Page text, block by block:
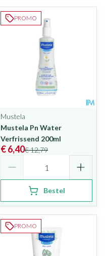
PROMO
Mustela
Mustela Pn Water
Verfrissend 200ml
€ 12,79
€ 6,40
Bestel
PROMO